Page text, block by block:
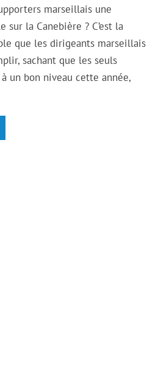
marseillais une
la Canebière ? C’est la
que les dirigeants marseillais
sachant que les seuls
un bon niveau cette année,